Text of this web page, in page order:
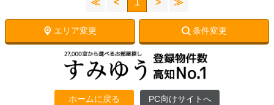
≪ < 1 > ≫
エリア変更 条件変更
ホームに戻る PC向けサイトへ